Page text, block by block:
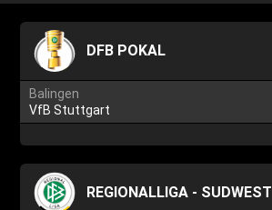
DFB POKAL
Balingen
VfB Stuttgart
REGIONALLIGA - SUDWEST